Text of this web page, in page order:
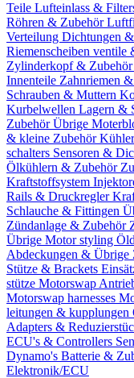
Teile Lufteinlass &
Röhren & Zubehör
Verteilung Dichtungen
Riemenscheiben ventile
Zylinderkopf & Zubehör
Innenteile Zahnriemen
Schrauben & Muttern
Kurbelwellen Lagern &
ZubehörÜbrige
& kleine Zubehör
schalters Sensoren &
Ölkühlern & Zubehör
Kraftstoffsystem
Rails & Druckregler
Schlauche & Fittingen
Zündanlage & Zubehör
Übrige Motor styling
Abdeckungen & Übrige
Stütze & Brackets
stütze Motorswap
Motorswap harnesses
leitungen & kupplungen
Adapters &
ECU's & Controllers
Dynamo's Batterie &
Elektronik/ECU